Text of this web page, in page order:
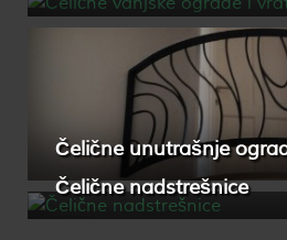
Čelične unutrašnje
Čelične nadstrešnice